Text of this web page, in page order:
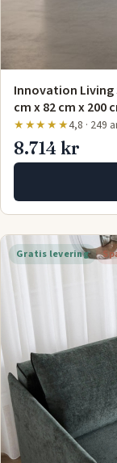
Innovation Living
cm x 82 cm x 200
★★★★★4,8 · 249
8.714 kr
Gratis levering